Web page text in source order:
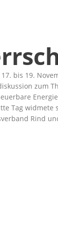
bis 19.
zum
Tag
Rind